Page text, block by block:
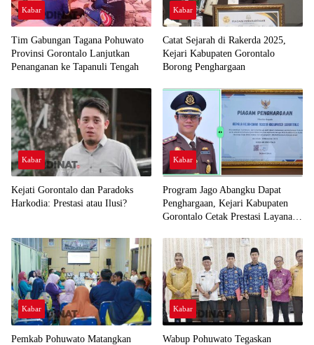
Kabar
Tim Gabungan Tagana Pohuwato
Provinsi Gorontalo Lanjutkan
Penanganan ke Tapanuli Tengah
Kabar
Catat Sejarah di Rakerda 2025,
Kejari Kabupaten Gorontalo
Borong Penghargaan
Kabar
Kejati Gorontalo dan Paradoks
Harkodia: Prestasi atau Ilusi?
Kabar
Program Jago Abangku Dapat
Penghargaan, Kejari Kabupaten
Gorontalo Cetak Prestasi Layanan
Kabar
Pemkab Pohuwato Matangkan
Kabar
Wabup Pohuwato Tegaskan